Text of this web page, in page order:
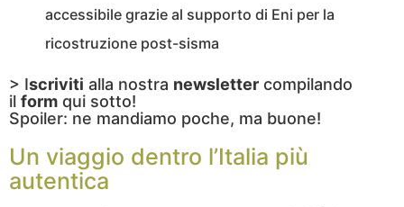
accessibile grazie al supporto di Eni per la
ricostruzione post-sisma
> Iscriviti alla nostra newsletter compilando
il form qui sotto!
Spoiler: ne mandiamo poche, ma buone!
Un viaggio dentro l’Italia più
autentica